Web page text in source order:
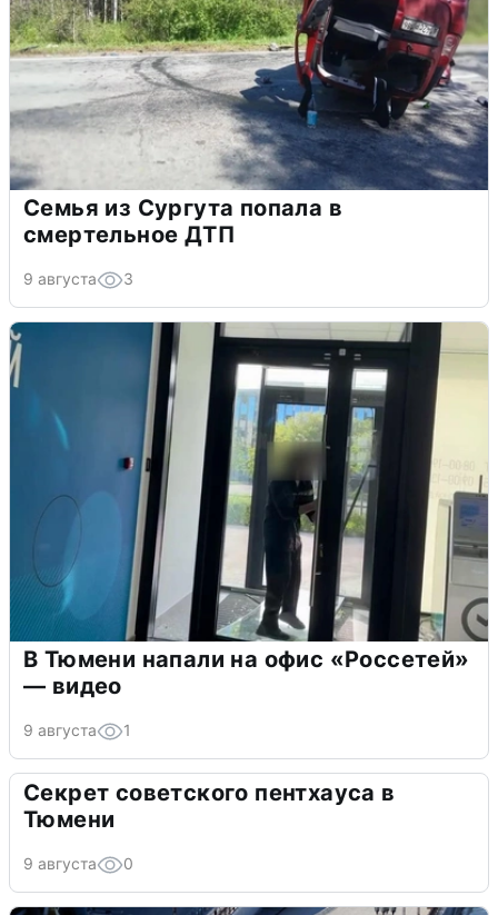
Семья из Сургута попала в
смертельное ДТП
9 августа 3
В Тюмени напали на офис «Россетей»
— видео
9 августа 1
Секрет советского пентхауса в
Тюмени
9 августа 0